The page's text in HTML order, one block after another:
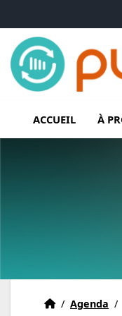
ACCUEIL À
Accueil
Accueil
/ Agenda /